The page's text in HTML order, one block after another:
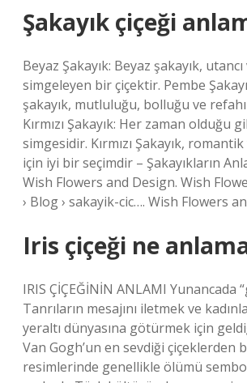
Şakayık çiçeği
Beyaz Şakayık: Beyaz şakayık,
simgeleyen bir çiçektir. Pembe
şakayık, mutluluğu, bolluğu ve
Kırmızı Şakayık: Her zaman olduğu
simgesidir. Kırmızı Şakayık,
için iyi bir seçimdir – Şakayıkların
Wish Flowers and Design. Wish
› Blog › sakayik-cic…. Wish Flowers
Iris çiçeği ne
IRIS ÇİÇEĞİNİN ANLAMI Yunancada
Tanrıların mesajını iletmek ve
yeraltı dünyasına götürmek için
Van Gogh’un en sevdiği çiçeklerden
resimlerinde genellikle ölümü